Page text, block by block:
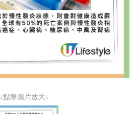
↓點擊圖片放大↓